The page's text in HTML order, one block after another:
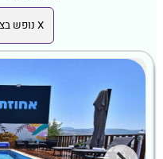
X נופש בצימר 570 באלקוש